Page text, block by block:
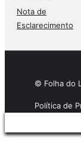
Nota de
Esclarecimento
© Folha do
Política de